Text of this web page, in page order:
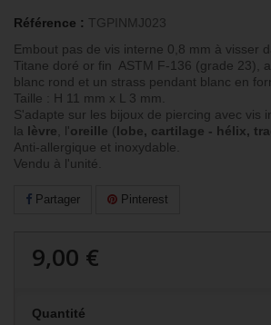
Référence : TGPINMJ023
Embout pas de vis interne 0,8 mm à visser
Titane doré or fin ASTM F-136 (grade 23),
blanc rond et un strass pendant blanc en
Taille : H 11 mm x L 3 mm.
S'adapte sur les bijoux de piercing avec vis
la lèvre , l'oreille (lobe, cartilage - hélix,
Anti-allergique et inoxydable.
Vendu à l'unité.
Partager Pinterest
9,00 €
Quantité